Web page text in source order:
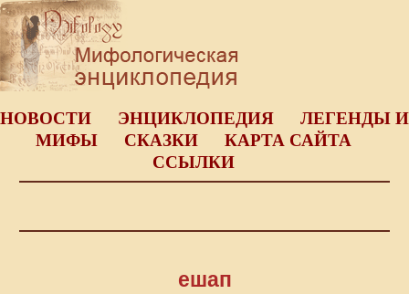
НОВОСТИ ЭНЦИКЛОПЕДИЯ
ЛЕГЕНДЫ И
МИФЫ
СКАЗКИ
КАРТА САЙТА
ССЫЛКИ
ешап